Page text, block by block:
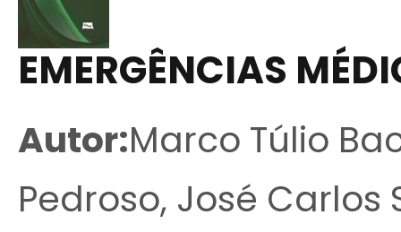
EMERGÊNCIAS
Autor:Marco Túlio
Pedroso, José